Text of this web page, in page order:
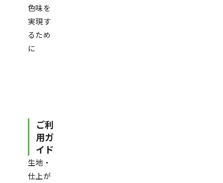
色味を
実現す
るため
に
ご利
用ガ
イド
生地・
仕上が